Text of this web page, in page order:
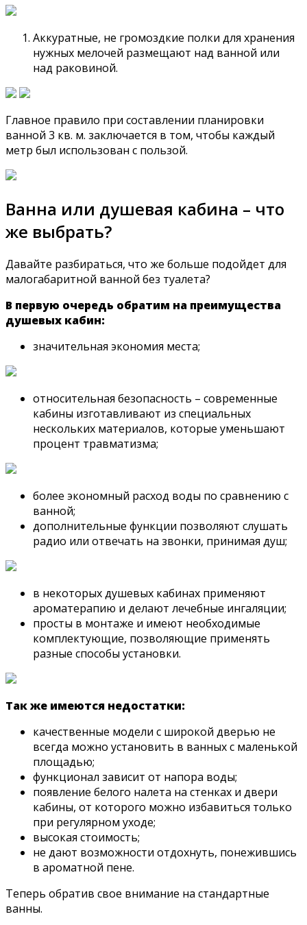
Аккуратные, не громоздкие полки для хранения
нужных мелочей размещают над ванной или
над раковиной.
Главное правило при составлении планировки
ванной 3 кв. м. заключается в том, чтобы каждый
метр был использован с пользой.
Ванна или душевая кабина – что
же выбрать?
Давайте разбираться, что же больше подойдет для
малогабаритной ванной без туалета?
В первую очередь обратим на преимущества
душевых кабин:
значительная экономия места;
относительная безопасность – современные
кабины изготавливают из специальных
нескольких материалов, которые уменьшают
процент травматизма;
более экономный расход воды по сравнению с
ванной;
дополнительные функции позволяют слушать
радио или отвечать на звонки, принимая душ;
в некоторых душевых кабинах применяют
ароматерапию и делают лечебные ингаляции;
просты в монтаже и имеют необходимые
комплектующие, позволяющие применять
разные способы установки.
Так же имеются недостатки:
качественные модели с широкой дверью не
всегда можно установить в ванных с маленькой
площадью;
функционал зависит от напора воды;
появление белого налета на стенках и двери
кабины, от которого можно избавиться только
при регулярном уходе;
высокая стоимость;
не дают возможности отдохнуть, понежившись
в ароматной пене.
Теперь обратив свое внимание на стандартные
ванны.